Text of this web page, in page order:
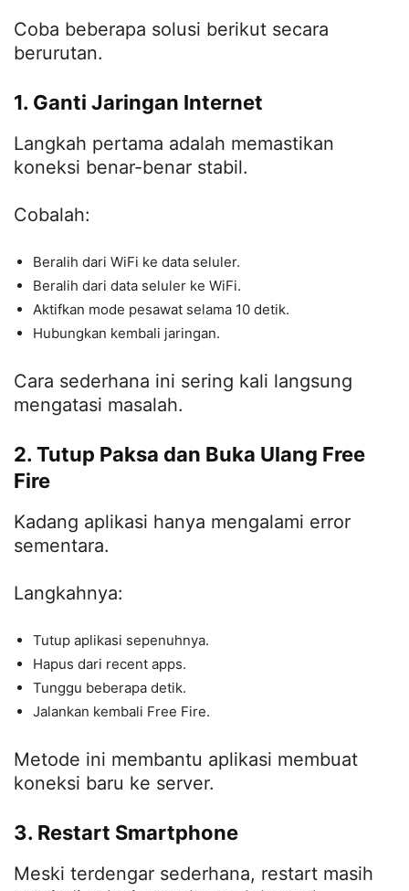
Coba beberapa solusi berikut secara
berurutan.
1. Ganti Jaringan Internet
Langkah pertama adalah memastikan
koneksi benar-benar stabil.
Cobalah:
Beralih dari WiFi ke data seluler.
Beralih dari data seluler ke WiFi.
Aktifkan mode pesawat selama 10 detik.
Hubungkan kembali jaringan.
Cara sederhana ini sering kali langsung
mengatasi masalah.
2. Tutup Paksa dan Buka Ulang Free
Fire
Kadang aplikasi hanya mengalami error
sementara.
Langkahnya:
Tutup aplikasi sepenuhnya.
Hapus dari recent apps.
Tunggu beberapa detik.
Jalankan kembali Free Fire.
Metode ini membantu aplikasi membuat
koneksi baru ke server.
3. Restart Smartphone
Meski terdengar sederhana, restart masih